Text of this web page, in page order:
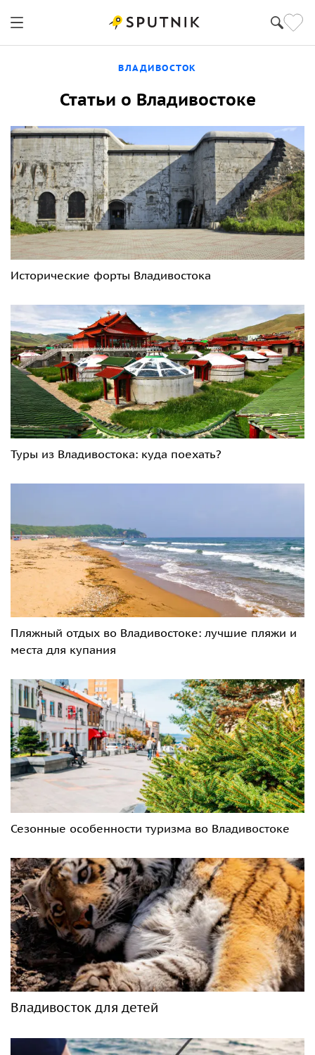
ВЛАДИВОСТОК
Статьи о Владивостоке
Исторические форты Владивостока
Туры из Владивостока: куда поехать?
Пляжный отдых во Владивостоке: лучшие пляжи и
места для купания
Сезонные особенности туризма во Владивостоке
Владивосток для детей